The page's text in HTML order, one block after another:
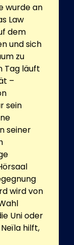
wurde an
Law
dem
und sich
zu
Tag läuft
–
sein
seiner
wird von
Uni oder
hilft,